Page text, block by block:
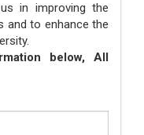
in improving the
and to enhance the
below, All